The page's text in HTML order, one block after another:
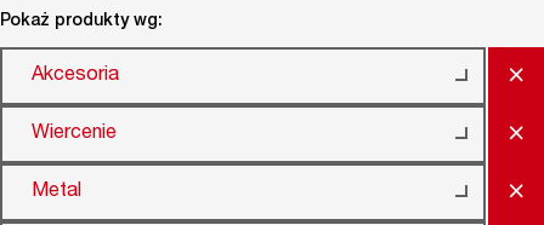
Pokaż produkty wg:
Akcesoria ×
Wiercenie ×
Metal ×